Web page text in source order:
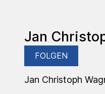
Jan
FOLGEN
Jan Christoph